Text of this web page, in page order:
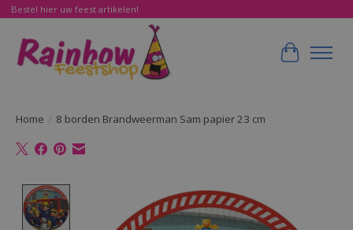
Bestel hier uw feest artikelen!
Home / 8 borden Brandweerman Sam papier 23 cm
Product image slideshow Items